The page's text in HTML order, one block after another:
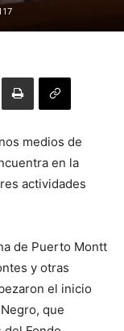
medios de
en la
actividades
de Puerto Montt
y otras
el inicio
que